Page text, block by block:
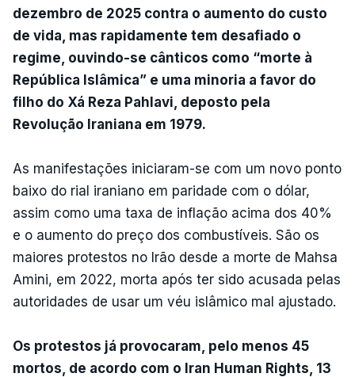
dezembro de 2025 contra o aumento do custo
de vida, mas rapidamente tem desafiado o
regime, ouvindo-se cânticos como “morte à
República Islâmica” e uma minoria a favor do
filho do Xá Reza Pahlavi, deposto pela
Revolução Iraniana em 1979.
As manifestações iniciaram-se com um novo ponto
baixo do rial iraniano em paridade com o dólar,
assim como uma taxa de inflação acima dos 40%
e o aumento do preço dos combustíveis. São os
maiores protestos no Irão desde a morte de Mahsa
Amini, em 2022, morta após ter sido acusada pelas
autoridades de usar um véu islâmico mal ajustado.
Os protestos já provocaram, pelo menos 45
mortos, de acordo com o Iran Human Rights, 13